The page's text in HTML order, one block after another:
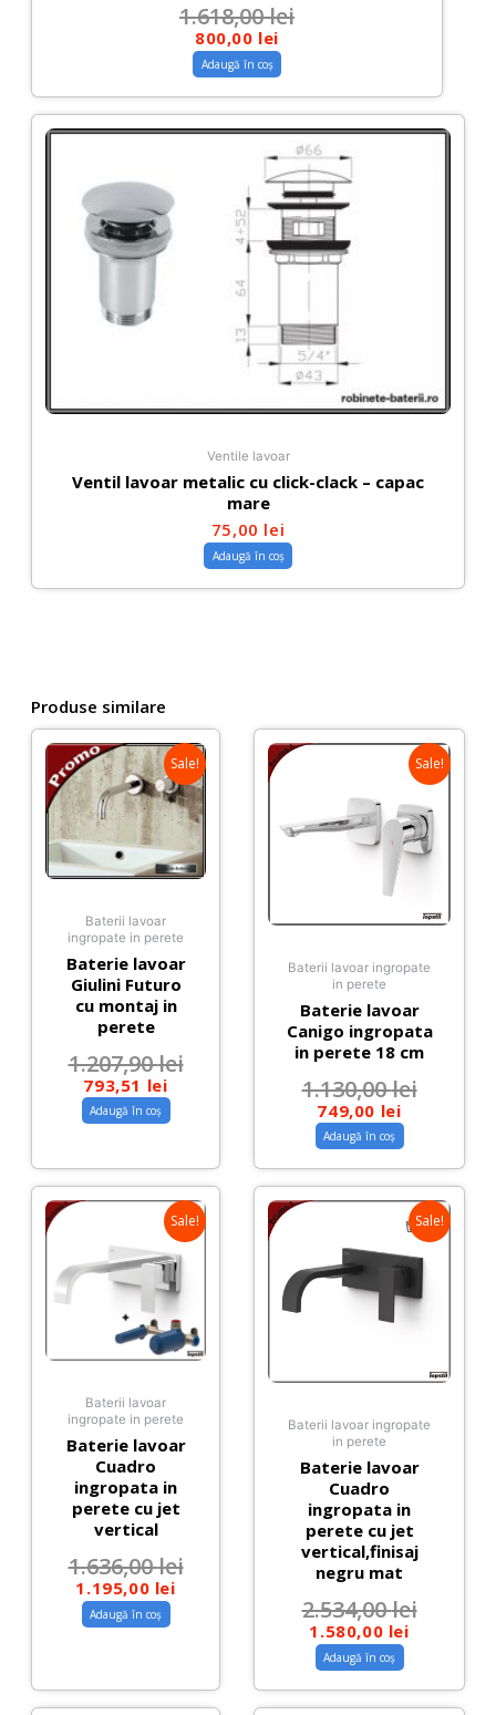
1.618,00lei
800,00 lei
Adaugă în coș
Ventile lavoar
Ventil lavoar metalic cu click-clack – capac
mare
75,00 lei
Adaugă în coș
Produse similare
Sale!
Baterii lavoar
ingropate in perete
Baterie lavoar
Giulini Futuro
cu montaj in
perete
1.207,90lei
793,51 lei
Adaugă în coș
Sale!
Baterii lavoar ingropate
in perete
Baterie lavoar
Canigo ingropata
in perete 18 cm
1.130,00lei
749,00 lei
Adaugă în coș
Sale!
Baterii lavoar
ingropate in perete
Baterie lavoar
Cuadro
ingropata in
perete cu jet
vertical
1.636,00lei
1.195,00 lei
Adaugă în coș
Sale!
Baterii lavoar ingropate
in perete
Baterie lavoar
Cuadro
ingropata in
perete cu jet
vertical,finisaj
negru mat
2.534,00lei
1.580,00 lei
Adaugă în coș